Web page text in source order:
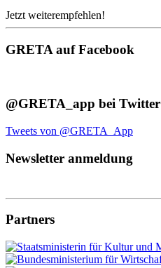
Jetzt weiterempfehlen!
GRETA auf Facebook
@GRETA_app bei Twitter
Tweets von @GRETA_App
Newsletter anmeldung
Partners